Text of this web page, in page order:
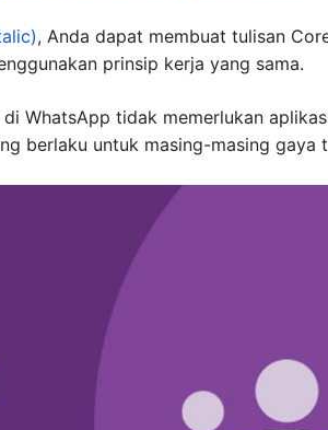
, Anda dapat membuat tulisan
prinsip kerja yang sama.
WhatsApp tidak memerlukan
berlaku untuk masing-masing gaya